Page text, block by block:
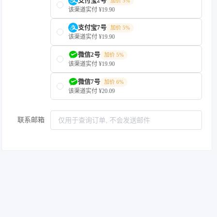
该渠道实付 ¥19.90
支付宝7号 加价 5%
该渠道实付 ¥19.90
微信2号 加价 5%
该渠道实付 ¥19.90
微信7号 加价 6%
该渠道实付 ¥20.09
联系邮箱